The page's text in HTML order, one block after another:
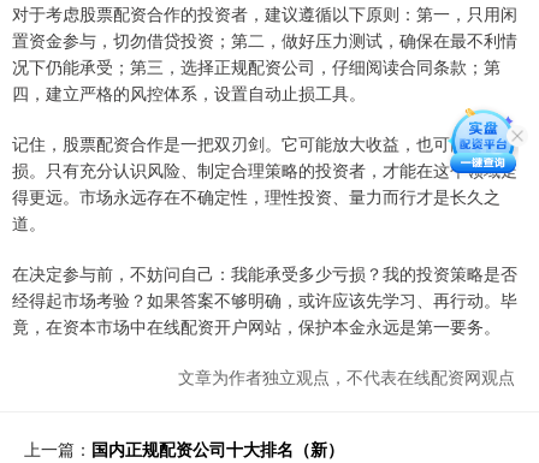
对于考虑股票配资合作的投资者，建议遵循以下原则：第一，只用闲
置资金参与，切勿借贷投资；第二，做好压力测试，确保在最不利情
况下仍能承受；第三，选择正规配资公司，仔细阅读合同条款；第
四，建立严格的风控体系，设置自动止损工具。
记住，股票配资合作是一把双刃剑。它可能放大收益，也可能加速亏
损。只有充分认识风险、制定合理策略的投资者，才能在这个领域走
得更远。市场永远存在不确定性，理性投资、量力而行才是长久之
道。
在决定参与前，不妨问自己：我能承受多少亏损？我的投资策略是否
经得起市场考验？如果答案不够明确，或许应该先学习、再行动。毕
竟，在资本市场中在线配资开户网站，保护本金永远是第一要务。
文章为作者独立观点，不代表在线配资网观点
上一篇： 国内正规配资公司十大排名（新）